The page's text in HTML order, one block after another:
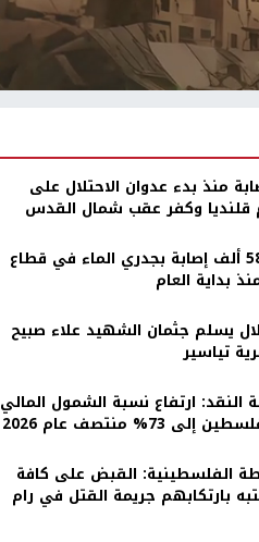
إصابة منذ بدء عدوان الاحتلال على
قلنديا وكفر عقب شمال القدس
نحو 58 ألف إصابة بجدري الماء في قطاع
بداية العام
يسلم جثمان الشهيد علاء صبيح
تياسير
ارتفاع نسبة الشمول المالي
73% منتصف عام 2026
الفلسطينية: القبض على كافة
بارتكابهم جريمة القتل في رام